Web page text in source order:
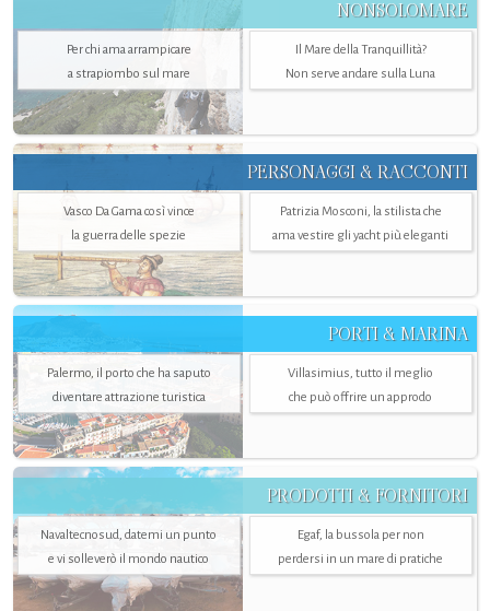
NONSOLOMARE
Per chi ama arrampicare
a strapiombo sul mare
Il Mare della Tranquillità?
Non serve andare sulla Luna
PERSONAGGI & RACCONTI
Vasco Da Gama così vince
la guerra delle spezie
Patrizia Mosconi, la stilista che
ama vestire gli yacht più eleganti
PORTI & MARINA
Palermo, il porto che ha saputo
diventare attrazione turistica
Villasimius, tutto il meglio
che può offrire un approdo
PRODOTTI & FORNITORI
Navaltecnosud, datemi un punto
e vi solleverò il mondo nautico
Egaf, la bussola per non
perdersi in un mare di pratiche